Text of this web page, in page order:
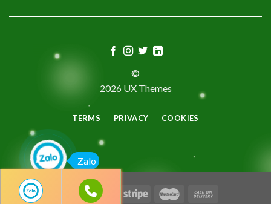
©
2026 UX Themes
TERMS PRIVACY COOKIES
Zalo